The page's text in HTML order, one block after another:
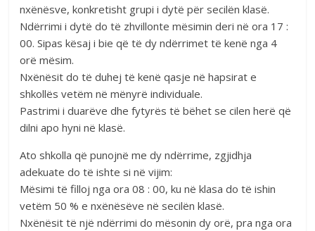
nxënësve, konkretisht grupi i dytë për secilën klasë.
Ndërrimi i dytë do të zhvillonte mësimin deri në ora 17 :
00. Sipas kësaj i bie që të dy ndërrimet të kenë nga 4
orë mësim.
Nxënësit do të duhej të kenë qasje në hapsirat e
shkollës vetëm në mënyrë individuale.
Pastrimi i duarëve dhe fytyrës të bëhet se cilen herë që
dilni apo hyni në klasë.
Ato shkolla që punojnë me dy ndërrime, zgjidhja
adekuate do të ishte si në vijim:
Mësimi të filloj nga ora 08 : 00, ku në klasa do të ishin
vetëm 50 % e nxënësëve në secilën klasë.
Nxënësit të një ndërrimi do mësonin dy orë, pra nga ora